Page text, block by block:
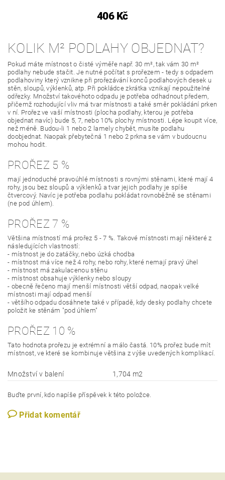
406 Kč
KOLIK M² PODLAHY OBJEDNAT?
Pokud máte místnost o čisté výměře např. 30 m², tak vám 30 m²
podlahy nebude stačit. Je nutné počítat s prořezem - tedy s odpadem
podlahoviny který vznikne při prořezávání konců podlahových desek u
stěn, sloupů, výklenků, atp. Při pokládce zkrátka vznikají nepoužitelné
odřezky. Množství takovéhoto odpadu je potřeba odhadnout předem,
přičemž rozhodující vliv má tvar místnosti a také směr pokládání prken
v ní. Prořez ve vaší místnosti (plocha podlahy, kterou je potřeba
objednat navíc) bude 5, 7, nebo 10% plochy místnosti. Lépe koupit více,
než méně. Budou-li 1 nebo 2 lamely chybět, musíte podlahu
doobjednat. Naopak přebytečná 1 nebo 2 prkna se vám v budoucnu
mohou hodit.
PROŘEZ 5 %
mají jednoduché pravoúhlé místnosti s rovnými stěnami, které mají 4
rohy, jsou bez sloupů a výklenků a tvar jejich podlahy je spíše
čtvercový. Navíc je potřeba podlahu pokládat rovnoběžně se stěnami
(ne pod úhlem).
PROŘEZ 7 %
Většina místností má prořez 5 - 7 %. Takové místnosti mají některé z
následujících vlastností:
- místnost je do zatáčky, nebo úzká chodba
- místnost má více než 4 rohy, nebo rohy, které nemají pravý úhel
- místnost má zakulacenou stěnu
- místnost obsahuje výklenky nebo sloupy
- obecně řečeno mají menší místnosti větší odpad, naopak velké
místnosti mají odpad menší
- většího odpadu dosáhnete také v případě, kdy desky podlahy chcete
položit ke stěnám "pod úhlem"
PROŘEZ 10 %
Tato hodnota prořezu je extrémní a málo častá. 10% prořez bude mít
místnost, ve které se kombinuje většina z výše uvedených komplikací.
Množství v balení 1,704 m2
Buďte první, kdo napíše příspěvek k této položce.
Přidat komentář